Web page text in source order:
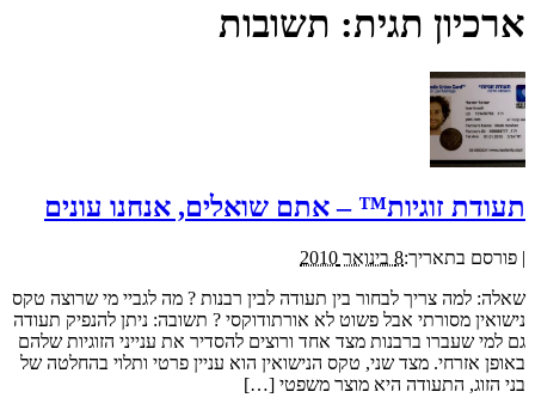
ארכיון תגית: תשובות
תעודת זוגיות™ – אתם שואלים, אנחנו עונים
| פורסם בתאריך:8 בינואר 2010
שאלה: למה צריך לבחור בין תעודה לבין רבנות ? מה לגביי מי שרוצה טקס
נישואין מסורתי אבל פשוט לא אורתודוקסי ? תשובה: ניתן להנפיק תעודה
גם למי שעברו ברבנות מצד אחד ורוצים להסדיר את ענייני הזוגיות שלהם
באופן אזרחי. מצד שני, טקס הנישואין הוא עניין פרטי ותלוי בהחלטה של
בני הזוג, התעודה היא מוצר משפטי […]